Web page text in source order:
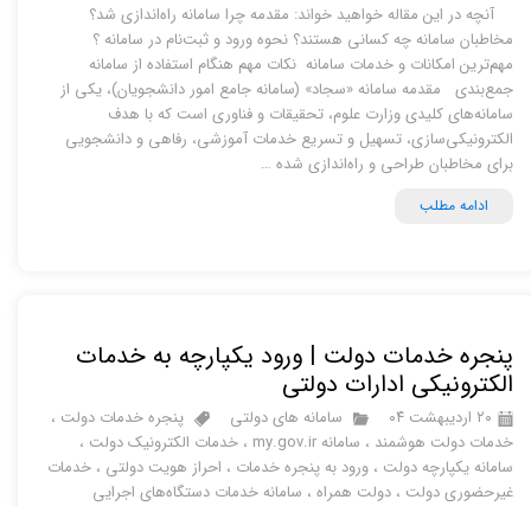
آنچه در این مقاله خواهید خواند: مقدمه چرا سامانه راه‌اندازی شد؟
مخاطبان سامانه چه کسانی هستند؟ نحوه ورود و ثبت‌نام در سامانه ؟
مهم‌ترین امکانات و خدمات سامانه نکات مهم هنگام استفاده از سامانه
جمع‌بندی مقدمه سامانه «سجاد» (سامانه جامع امور دانشجویان)، یکی از
سامانه‌های کلیدی وزارت علوم، تحقیقات و فناوری است که با هدف
الکترونیکی‌سازی، تسهیل و تسریع خدمات آموزشی، رفاهی و دانشجویی
برای مخاطبان طراحی و راه‌اندازی شده …
ادامه مطلب
پنجره خدمات دولت | ورود یکپارچه به خدمات
الکترونیکی ادارات دولتی
۲۰ اردیبهشت ۰۴ سامانه های دولتی پنجره خدمات دولت ،
خدمات دولت هوشمند ، سامانه my.gov.ir ،خدمات الکترونیک دولت ،
سامانه یکپارچه دولت ،ورود به پنجره خدمات ، احراز هویت دولتی ،خدمات
غیرحضوری دولت ،دولت همراه ، سامانه خدمات دستگاه‌های اجرایی